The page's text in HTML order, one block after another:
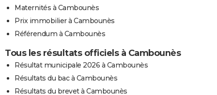
Maternités à Cambounès
Prix immobilier à Cambounès
Référendum à Cambounès
Tous les résultats officiels à Cambounès
Résultat municipale 2026 à Cambounès
Résultats du bac à Cambounès
Résultats du brevet à Cambounès